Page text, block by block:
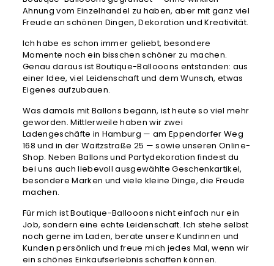
Ahnung vom Einzelhandel zu haben, aber mit ganz viel
Freude an schönen Dingen, Dekoration und Kreativität.
Ich habe es schon immer geliebt, besondere
Momente noch ein bisschen schöner zu machen.
Genau daraus ist Boutique-Ballooons entstanden: aus
einer Idee, viel Leidenschaft und dem Wunsch, etwas
Eigenes aufzubauen.
Was damals mit Ballons begann, ist heute so viel mehr
geworden. Mittlerweile haben wir zwei
Ladengeschäfte in Hamburg — am Eppendorfer Weg
168 und in der Waitzstraße 25 — sowie unseren Online-
Shop. Neben Ballons und Partydekoration findest du
bei uns auch liebevoll ausgewählte Geschenkartikel,
besondere Marken und viele kleine Dinge, die Freude
machen.
Für mich ist Boutique-Ballooons nicht einfach nur ein
Job, sondern eine echte Leidenschaft. Ich stehe selbst
noch gerne im Laden, berate unsere Kundinnen und
Kunden persönlich und freue mich jedes Mal, wenn wir
ein schönes Einkaufserlebnis schaffen können.